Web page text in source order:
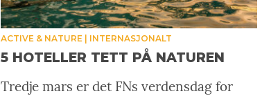
ACTIVE & NATURE INTERNASJONALT
5 HOTELLER TETT PÅ NATUREN
Tredje mars er det FNs verdensdag for